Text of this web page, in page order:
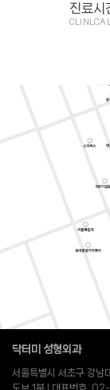
진료시
닥터미 성형외과
서울특별시 서초구 강
도보 1분 l 대표번호: